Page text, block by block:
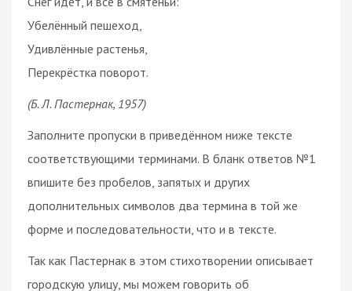
Убелённый пешеход,
Удивлённые растенья,
Перекрёстка поворот.
(Б. Л. Пастернак, 1957)
Заполните пропуски в приведённом ниже тексте
соответствующими терминами. В бланк ответов №1
впишите без пробелов, запятых и других
дополнительных символов два термина в той же
форме и последовательности, что и в тексте.
Так как Пастернак в этом стихотворении описывает
городскую улицу, мы можем говорить об